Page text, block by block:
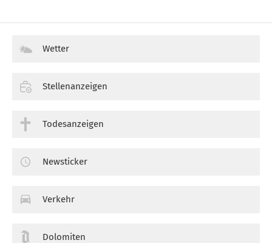
Wetter
Stellenanzeigen
Todesanzeigen
Newsticker
Verkehr
Dolomiten